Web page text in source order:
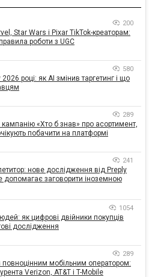
200
Star Wars і Pixar TikTok-креаторам:
роботи з UGC
580
році: як AI змінив таргетинг і що
289
«Хто б знав» про асортимент,
побачити на платформі
241
нове дослідження від Preply
допомагає заговорити іноземною
1054
як цифрові двійники покупців
дослідження
289
повноцінним мобільним оператором:
Verizon, AT&T і T-Mobile